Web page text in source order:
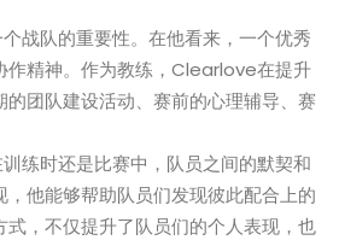
战队的重要性。在他看来，一个优秀
作精神。作为教练，Clearlove在提升
团队建设活动、赛前的心理辅导、赛
练时还是比赛中，队员之间的默契和
他能够帮助队员们发现彼此配合上的
，不仅提升了队员们的个人表现，也